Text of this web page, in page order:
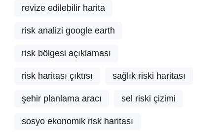
revize edilebilir harita
risk analizi google earth
risk bölgesi açıklaması
risk haritası çıktısı sağlık riski haritası
şehir planlama aracı sel riski çizimi
sosyo ekonomik risk haritası